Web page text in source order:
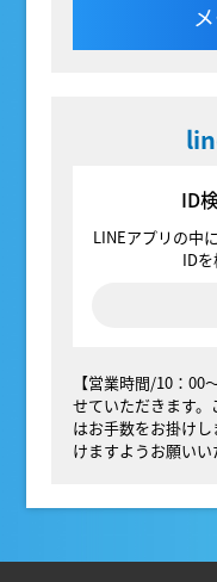
ID
LINEアプリの中
IDを
【営業時間/10：00
せていただきます
はお手数をお掛け
けますようお願いい